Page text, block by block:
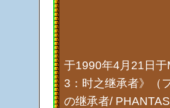
于1990年4月21日
3：时之继承者》（
の继承者/